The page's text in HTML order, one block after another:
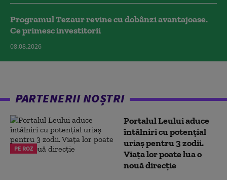
Programul Tezaur revine cu dobânzi avantajoase.
Ce primesc investitorii
08.08.2026
PARTENERII NOȘTRI
PE ROZ
Portalul Leului aduce
întâlniri cu potențial
uriaș pentru 3 zodii.
Viața lor poate lua o
nouă direcție